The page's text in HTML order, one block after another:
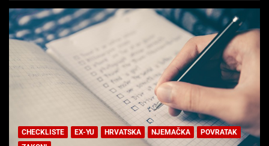
CHECKLISTE EX-YU HRVATSKA NJEMAČKA
POVRATAK